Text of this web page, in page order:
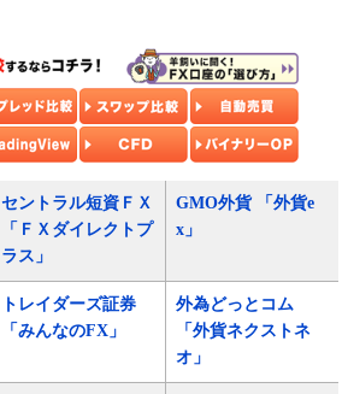
セントラル短資ＦＸ
「ＦＸダイレクトプ
ラス」
GMO外貨 「外貨e
x」
トレイダーズ証券
「みんなのFX」
外為どっとコム
「外貨ネクストネ
オ」